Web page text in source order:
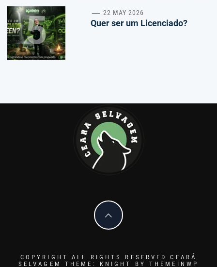
5 22 MAY 2026
Quer ser um Licenciado?
COPYRIGHT ALL RIGHTS RESERVED CEARÁ
SELVAGEM THEME: KNIGHT BYTHEMEINWP